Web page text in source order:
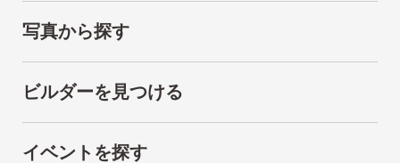
写真から探す
ビルダーを見つける
イベントを探す